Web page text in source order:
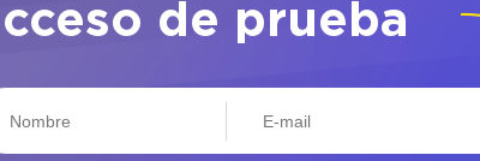
de prueba